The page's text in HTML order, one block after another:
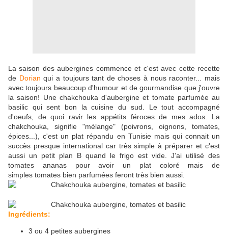
La saison des aubergines commence et c'est avec cette recette
de Dorian qui a toujours tant de choses à nous raconter... mais
avec toujours beaucoup d'humour et de gourmandise que j'ouvre
la saison! Une chakchouka d'aubergine et tomate parfumée au
basilic qui sent bon la cuisine du sud. Le tout accompagné
d'oeufs, de quoi ravir les appétits féroces de mes ados. La
chakchouka, signifie "mélange" (poivrons, oignons, tomates,
épices...), c'est un plat répandu en Tunisie mais qui connait un
succès presque international car très simple à préparer et c'est
aussi un petit plan B quand le frigo est vide. J'ai utilisé des
tomates ananas pour avoir un plat coloré mais de
simples tomates bien parfumées feront très bien aussi.
Ingrédients:
3 ou 4 petites aubergines